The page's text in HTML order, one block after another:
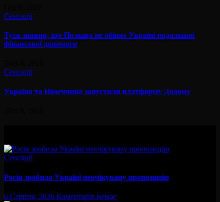
Сенсації
Туск заявив, що Польща не обіцяє Україні подальшої
фінансової допомоги
Сенсації
Україна та Німеччина запустили платформу Додому
Сенсації
Росія зробила Україні неочікувану пропозицію
6 Серпня, 2026 Коментарів немає